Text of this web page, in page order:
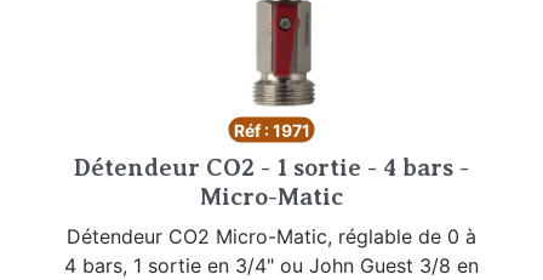
Réf : 1971
Détendeur CO2 - 1 sortie - 4 bars -
Micro-Matic
Détendeur CO2 Micro-Matic, réglable de 0 à
4 bars, 1 sortie en 3/4" ou John Guest 3/8 en